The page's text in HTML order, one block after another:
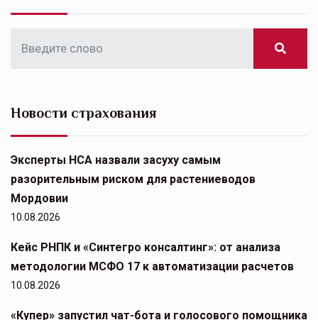
Новости страхования
Эксперты НСА назвали засуху самым
разорительным риском для растениеводов
Мордовии
10.08.2026
Кейс РНПК и «Синтегро консалтинг»: от анализа
методологии МСФО 17 к автоматизации расчетов
10.08.2026
«Купер» запустил чат-бота и голосового помощника